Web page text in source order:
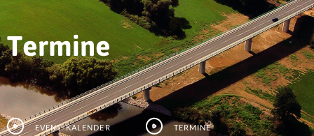
Termine
Event-Kalender Termine